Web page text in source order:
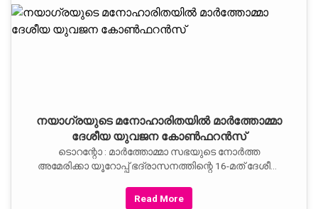
നയാഗ്രയുടെ മനോഹാരിതയില്‍ മാര്‍ത്തോമ്മാ
ദേശീയ യുവജന കോണ്‍ഫറന്‍സ്
ടൊറന്റോ : മാര്‍ത്തോമ്മാ സഭയുടെ നോര്‍ത്ത
അമേരിക്കാ യൂറോപ്പ് ഭദ്രാസനത്തിന്റെ 16-മത് ദേശീയ
Read More